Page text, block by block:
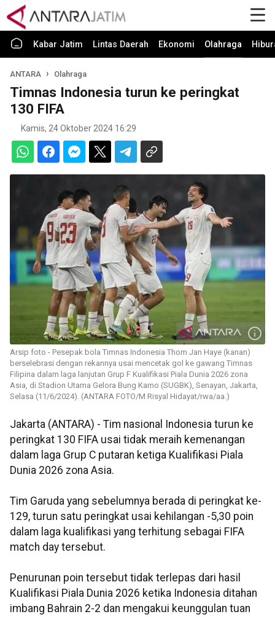
Kabar Jatim Lintas Daerah Ekonomi Olahraga
ANTARA Olahraga
Timnas Indonesia turun ke peringkat
130 FIFA
Kamis, 24 Oktober 2024 16:29
Arsip foto - Pesepak bola Timnas Indonesia Thom Jan Haye (kanan)
berselebrasi dengan rekannya usai mencetak gol ke gawang Timnas
Filipina dalam laga lanjutan Grup F Kualifikasi Piala Dunia 2026 zona
Asia, di Stadion Utama Gelora Bung Karno (SUGBK), Senayan, Jakarta,
Selasa (11/6/2024). (ANTARA FOTO/M Risyal Hidayat/rwa/aa.)
Jakarta (ANTARA) - Tim nasional Indonesia turun ke
peringkat 130 FIFA usai tidak meraih kemenangan
dalam laga Grup C putaran ketiga Kualifikasi Piala
Dunia 2026 zona Asia.
Tim Garuda yang sebelumnya berada di peringkat ke-
129, turun satu peringkat usai kehilangan -5,30 poin
dalam laga kualifikasi yang terhitung sebagai FIFA
match day tersebut.
Penurunan poin tersebut tidak terlepas dari hasil
Kualifikasi Piala Dunia 2026 ketika Indonesia ditahan
imbang Bahrain 2-2 dan mengakui keunggulan tuan